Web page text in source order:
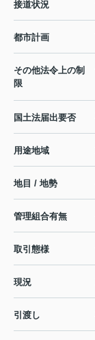
接道状況
都市計画
その他法令上の制
限
国土法届出要否
用途地域
地目 / 地勢
管理組合有無
取引態様
現況
引渡し